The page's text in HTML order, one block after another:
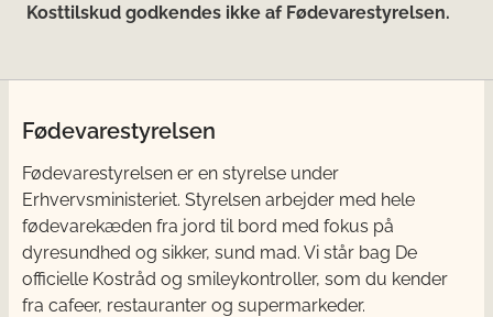
Kosttilskud godkendes ikke af Fødevarestyrelsen.
Fødevarestyrelsen
Fødevarestyrelsen er en styrelse under
Erhvervsministeriet. Styrelsen arbejder med hele
fødevarekæden fra jord til bord med fokus på
dyresundhed og sikker, sund mad. Vi står bag De
officielle Kostråd og smileykontroller, som du kender
fra cafeer, restauranter og supermarkeder.